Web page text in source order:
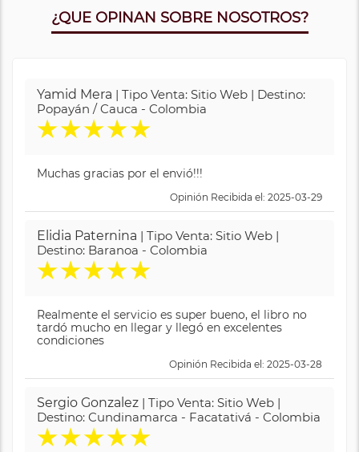
¿QUE OPINAN SOBRE NOSOTROS?
Yamid Mera | Tipo Venta: Sitio Web | Destino:
Popayán / Cauca - Colombia
★★★★★
Muchas gracias por el envió!!!
Opinión Recibida el: 2025-03-29
Elidia Paternina | Tipo Venta: Sitio Web |
Destino: Baranoa - Colombia
★★★★★
Realmente el servicio es super bueno, el libro no
tardó mucho en llegar y llegó en excelentes
condiciones
Opinión Recibida el: 2025-03-28
Sergio Gonzalez | Tipo Venta: Sitio Web |
Destino: Cundinamarca - Facatativá - Colombia
★★★★★